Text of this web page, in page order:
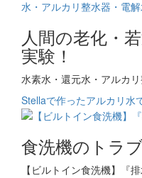
人間の老化・
実験！
水素水・還元水・アルカ
Stellaで作ったアルカリ水
食洗機のトラ
【ビルトイン食洗機】『